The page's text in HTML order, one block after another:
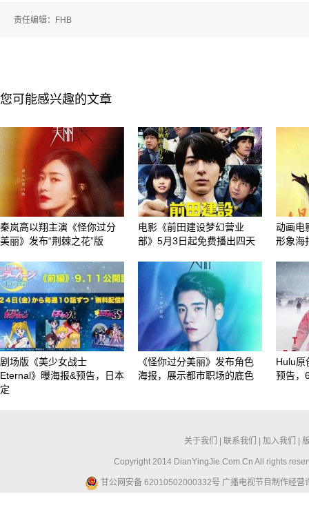
责任编辑：FHB
您可能感兴趣的文章
秦岚高以翔主演《怪你过分
美丽》发布“荆棘之花”版
电影《前田建设梦幻营业
部》5月3日起免费播出四天
动画电
形象海
剧场版《美少女战士
Eternal》曝海报&预告，日本
定
《怪你过分美丽》发布角色
海报，展示都市职场的底色
Hulu原
预告，
关于我们 联系我们 加入我们
Copyright 2014 DianYingJie.Com.Cn All rights
甘公网安备 62010502000332号 广播电视节目制作经